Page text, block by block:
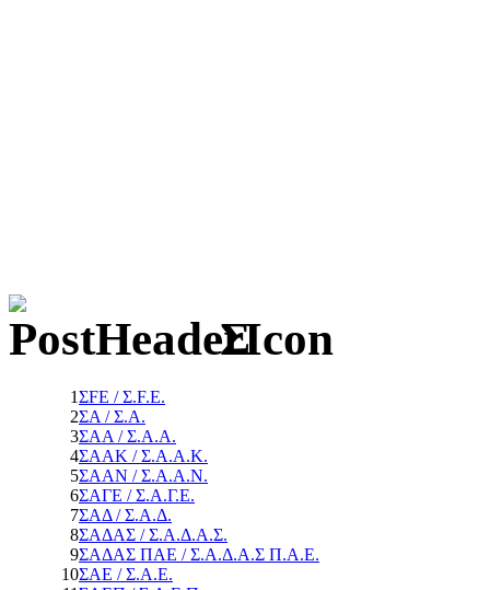
Σ
1ΣFΕ / Σ.F.Ε.
2ΣΑ / Σ.Α.
3ΣΑΑ / Σ.Α.Α.
4ΣΑΑΚ / Σ.Α.Α.Κ.
5ΣΑΑΝ / Σ.Α.Α.Ν.
6ΣΑΓΕ / Σ.Α.Γ.Ε.
7ΣΑΔ / Σ.Α.Δ.
8ΣΑΔΑΣ / Σ.Α.Δ.Α.Σ.
9ΣΑΔΑΣ ΠΑΕ / Σ.Α.Δ.Α.Σ Π.Α.Ε.
10ΣΑΕ / Σ.Α.Ε.